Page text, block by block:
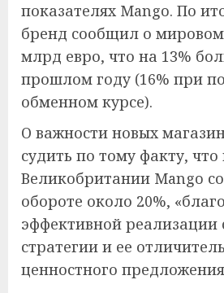
показателях Mango. По
бренд сообщил о мировом
млрд евро, что на 13%
прошлом году (16% при
обменном курсе).
О важности новых
судить по тому факту, что
Великобритании Mango
обороте около 20%,
эффективной реализации
стратегии и ее
ценностного